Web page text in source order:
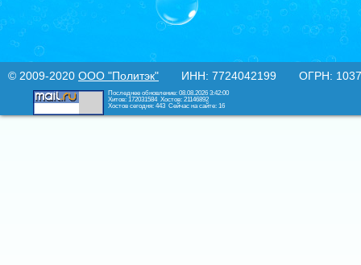
© 2009-2020 ООО "Политэк" ИНН: 7724042199 ОГРН:
Последнее обновление: 08.08.2026 3:42:00
Хитов: 172031584 Хостов: 21146892
Хостов сегодня: 443 Сейчас на сайте: 16